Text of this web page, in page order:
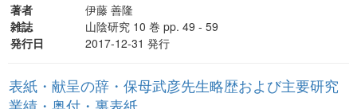
著者
伊藤 善隆
雑誌
山陰研究 10 巻 pp. 49 - 59
発行日
2017-12-31 発行
表紙・献呈の辞・保母武彦先生略歴および主要研究